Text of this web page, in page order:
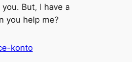
But, I have a
you help me?
konto